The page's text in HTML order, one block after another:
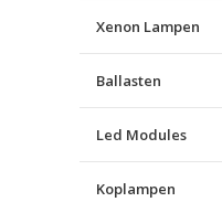
Xenon Lampen
Ballasten
Led Modules
Koplampen